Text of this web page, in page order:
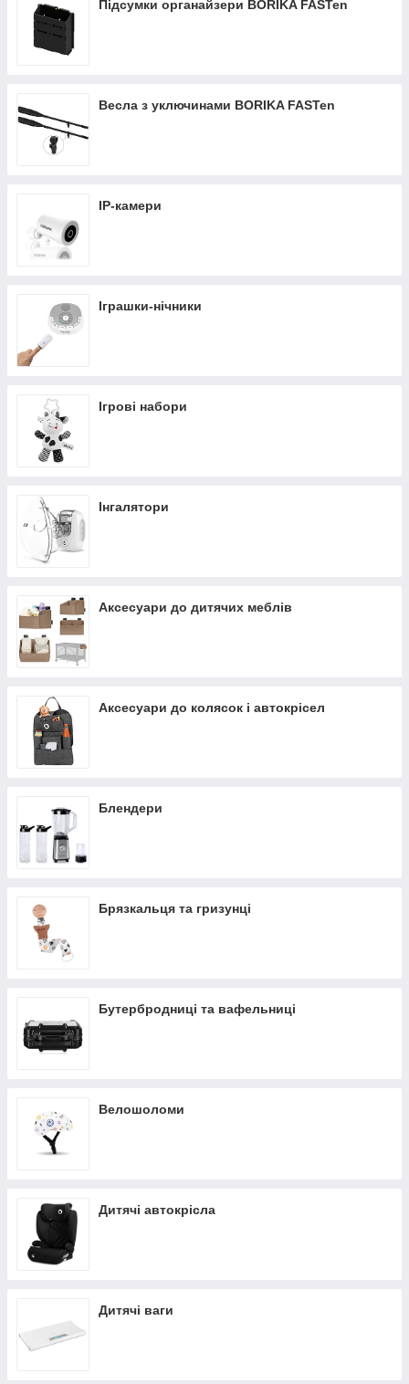
Підсумки органайзери BORIKA FASTen
Весла з уключинами BORIKA FASTen
IP-камери
Іграшки-нічники
Ігрові набори
Інгалятори
Аксесуари до дитячих меблів
Аксесуари до колясок і автокрісел
Блендери
Брязкальця та гризунці
Бутербродниці та вафельниці
Велошоломи
Дитячі автокрісла
Дитячі ваги